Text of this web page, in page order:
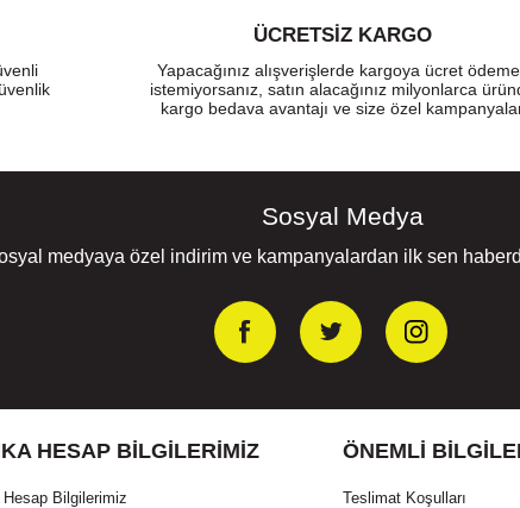
ÜCRETSIZ KARGO
Yapacağınız alışverişlerde kargoya ücret
istemiyorsanız, satın alacağınız milyonlarca
kargo bedava avantajı ve size özel
Sosyal Medya
medyaya özel indirim ve kampanyalardan ilk sen
HESAP BILGILERIMIZ
Hesap Bilgilerimiz
ÖNEMLI
Teslimat Koşulları